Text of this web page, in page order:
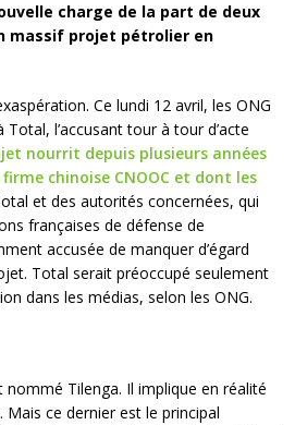
charge de la part de deux
massif projet pétrolier en
Ce lundi 12 avril, les ONG
l’accusant tour à tour d’acte
nourrit depuis plusieurs années
chinoise CNOOC et dont les
et des autorités concernées, qui
françaises de défense de
accusée de manquer d’égard
Total serait préoccupé seulement
dans les médias, selon les ONG.
Tilenga. Il implique en réalité
Mais ce dernier est le principal